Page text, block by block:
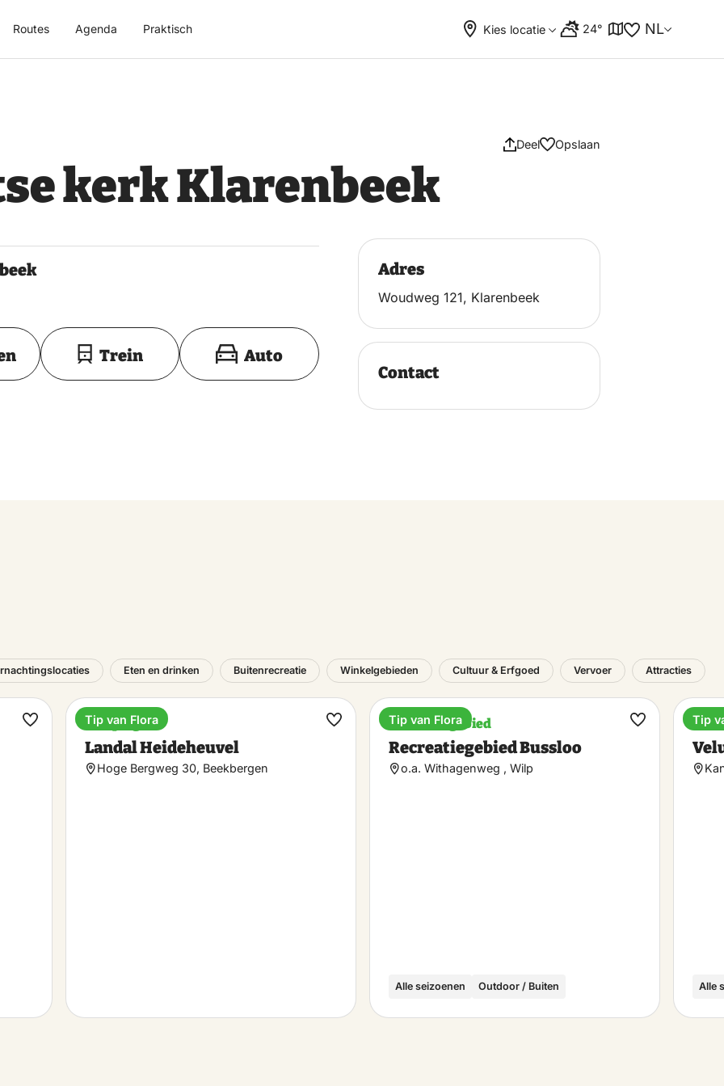
Routes Agenda Praktisch Kies locatie 24° NL
Deel Opslaan
kerk Klarenbeek
Toon op kaart
Trein Auto
Adres
Woudweg 121, Klarenbeek
Contact
Eten en drinken Buitenrecreatie Winkelgebieden Cultuur & Erfgoed Vervoer Attracties
Maak
Camping
Landal Heideheuvel
Hoge Bergweg 30, Beekbergen
Tip van Flora
Maak
Recreatiegebied
Recreatiegebied Bussloo
o.a. Withagenweg , Wilp
Alle seizoenen Outdoor / Buiten
Tip van Flora
Maak
Alle
Tip